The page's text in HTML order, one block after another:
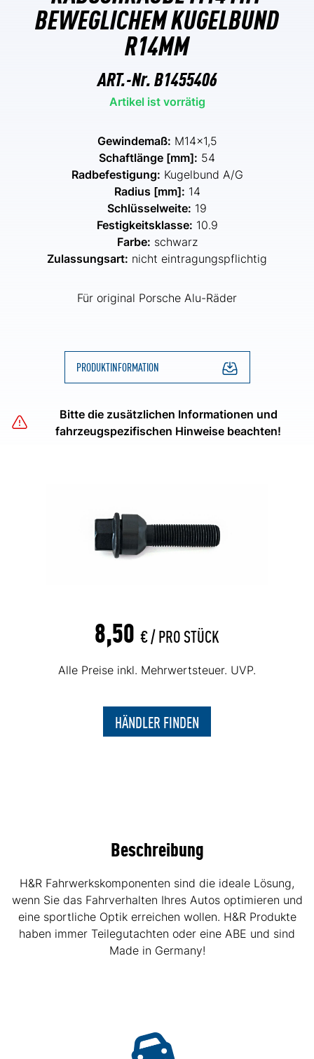
BEWEGLICHEM KUGELBUND
R14MM
ART.-Nr.B1455406
Artikel ist vorrätig
Gewindemaß: M14x1,5
Schaftlänge [mm]: 54
Radbefestigung: Kugelbund A/G
Radius [mm]: 14
Schlüsselweite: 19
Festigkeitsklasse: 10.9
Farbe: schwarz
Zulassungsart: nicht eintragungspflichtig
Für original Porsche Alu-Räder
PRODUKTINFORMATION
Bitte die zusätzlichen Informationen und
fahrzeugspezifischen Hinweise beachten!
8,50 € /PRO STÜCK
Alle Preise inkl. Mehrwertsteuer. UVP.
HÄNDLER FINDEN
Beschreibung
H&R Fahrwerkskomponenten sind die ideale Lösung,
wenn Sie das Fahrverhalten Ihres Autos optimieren und
eine sportliche Optik erreichen wollen. H&R Produkte
haben immer Teilegutachten oder eine ABE und sind
Made in Germany!